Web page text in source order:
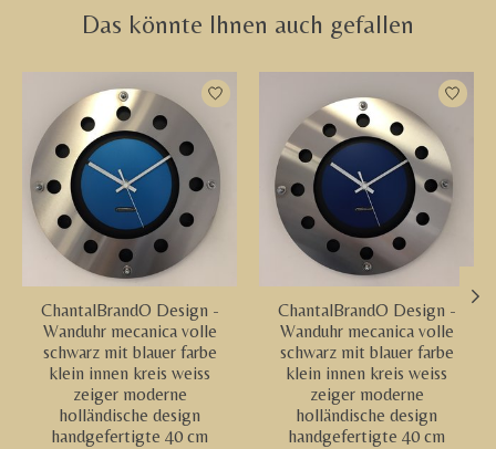
Das könnte Ihnen auch gefallen
Produkt-Karussell-Artikel
ChantalBrandO Design -
Wanduhr mecanica volle
schwarz mit blauer farbe
klein innen kreis weiss
zeiger moderne
holländische design
handgefertigte 40 cm
ChantalBrandO Design -
Wanduhr mecanica volle
schwarz mit blauer farbe
klein innen kreis weiss
zeiger moderne
holländische design
handgefertigte 40 cm